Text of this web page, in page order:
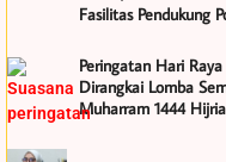
Fasilitas Pendukung
Peringatan Hari
Dirangkai Lomba
Muharram 1444